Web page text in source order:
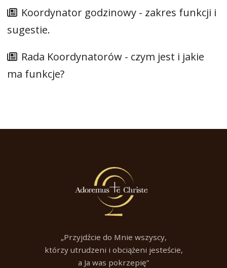
Koordynator godzinowy - zakres funkcji i
sugestie.
Rada Koordynatorów - czym jest i jakie
ma funkcje?
„Przyjdźcie do Mnie wszyscy,
którzy utrudzeni i obciążeni jesteście,
a Ja was pokrzepię”